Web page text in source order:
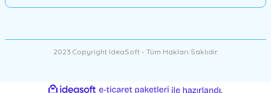
2023 Copyright IdeaSoft - Tüm Hakları Saklıdır.
ideasoft e-